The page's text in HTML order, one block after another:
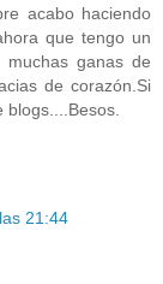
acabo haciendo
que tengo un
ganas de
de corazón.Si
21:44